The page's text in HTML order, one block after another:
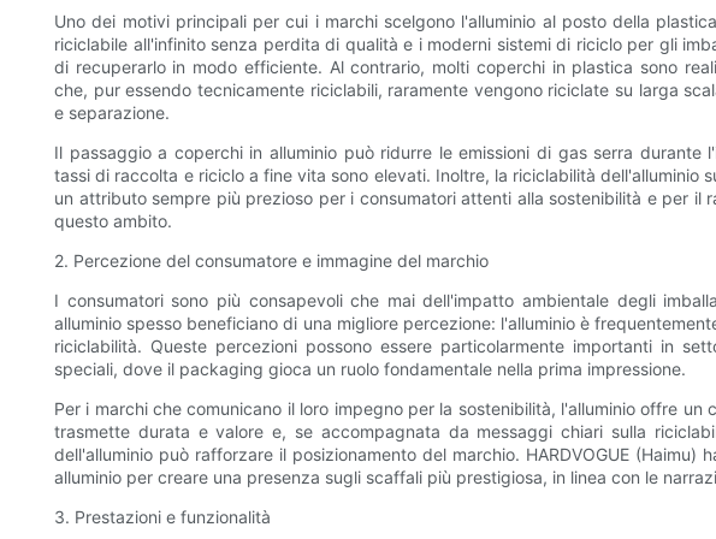
Uno dei motivi principali per cui i marchi scelgono l'alluminio al posto della
riciclabile all'infinito senza perdita di qualità e i moderni sistemi di riciclo per gli
di recuperarlo in modo efficiente. Al contrario, molti coperchi in plastica sono
che, pur essendo tecnicamente riciclabili, raramente vengono riciclate su larga
e separazione.
Il passaggio a coperchi in alluminio può ridurre le emissioni di gas serra
tassi di raccolta e riciclo a fine vita sono elevati. Inoltre, la riciclabilità dell'alluminio
un attributo sempre più prezioso per i consumatori attenti alla sostenibilità e per il
questo ambito.
2. Percezione del consumatore e immagine del marchio
I consumatori sono più consapevoli che mai dell'impatto ambientale degli
alluminio spesso beneficiano di una migliore percezione: l'alluminio è
riciclabilità. Queste percezioni possono essere particolarmente importanti in
speciali, dove il packaging gioca un ruolo fondamentale nella prima impressione.
Per i marchi che comunicano il loro impegno per la sostenibilità, l'alluminio offre un
trasmette durata e valore e, se accompagnata da messaggi chiari sulla
dell'alluminio può rafforzare il posizionamento del marchio. HARDVOGUE
alluminio per creare una presenza sugli scaffali più prestigiosa, in linea con le
3. Prestazioni e funzionalità